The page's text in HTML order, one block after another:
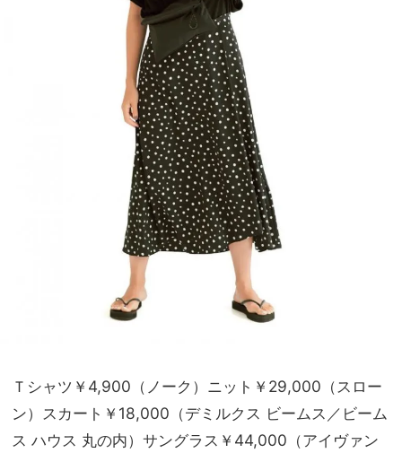
Ｔシャツ￥4,900（ノーク）ニット￥29,000（スロー
ン）スカート￥18,000（デミルクス ビームス／ビーム
ス ハウス 丸の内）サングラス￥44,000（アイヴァン